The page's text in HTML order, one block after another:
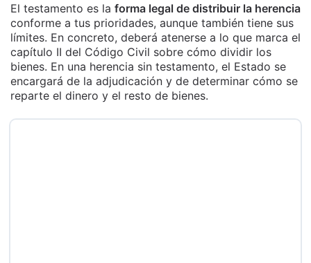
El testamento es la forma legal de distribuir la herencia
conforme a tus prioridades, aunque también tiene sus
límites. En concreto, deberá atenerse a lo que marca el
capítulo II del Código Civil sobre cómo dividir los
bienes. En una herencia sin testamento, el Estado se
encargará de la adjudicación y de determinar cómo se
reparte el dinero y el resto de bienes.